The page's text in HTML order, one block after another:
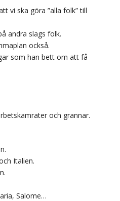
vi ska göra ”alla folk” till
andra slags folk.
också.
som han bett om att få
och grannar.
Italien.
Salome…